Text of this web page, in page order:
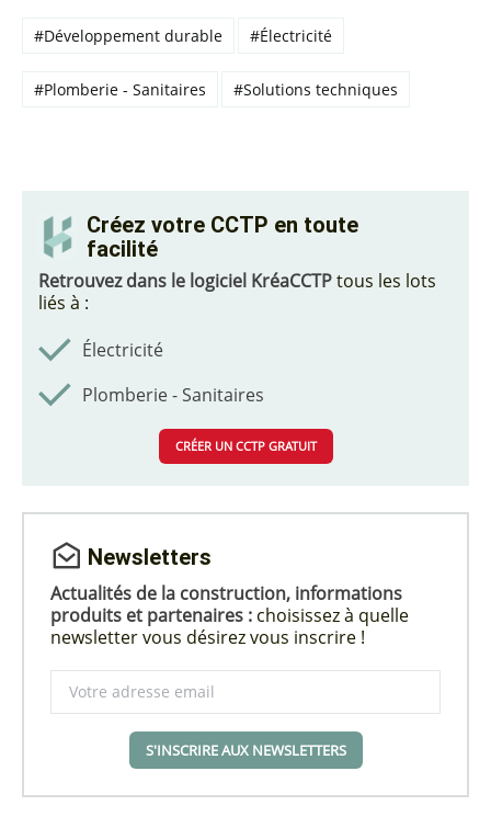
#Développement durable #Électricité
#Plomberie - Sanitaires #Solutions techniques
Créez votre CCTP en toute
facilité
Retrouvez dans le logiciel KréaCCTPtous les lots
liés à :
Électricité
Plomberie - Sanitaires
CRÉER UN CCTP GRATUIT
Newsletters
Actualités de la construction, informations
produits et partenaires : choisissez à quelle
newsletter vous désirez vous inscrire !
S'INSCRIRE AUX NEWSLETTERS